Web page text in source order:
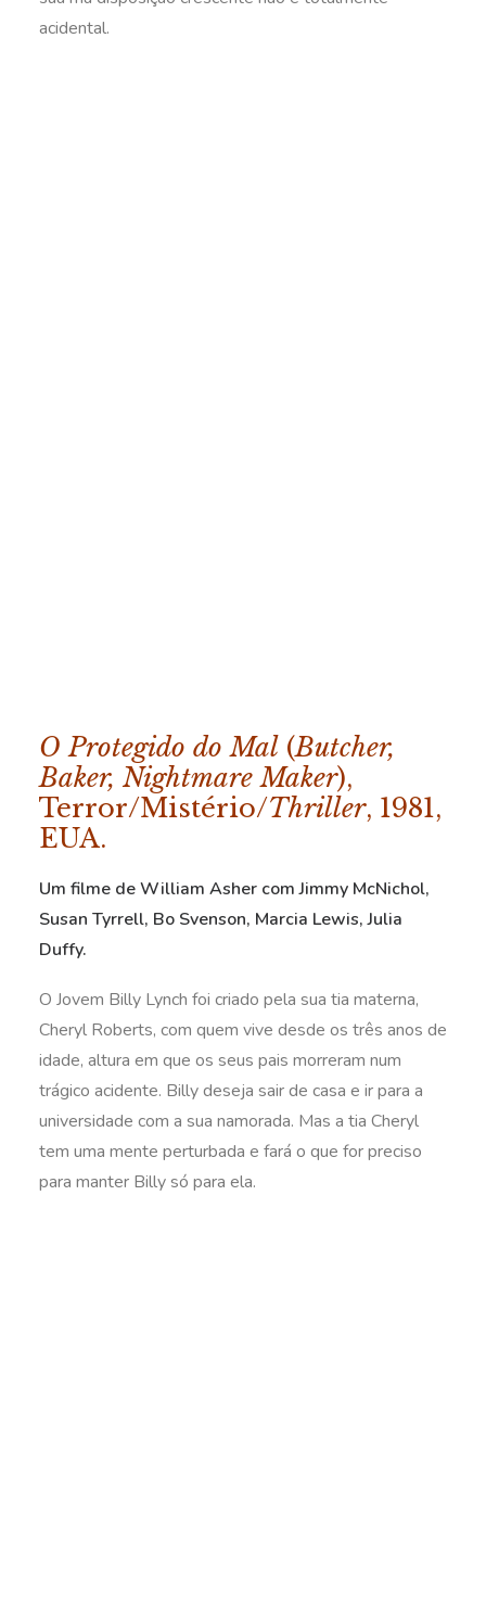
acidental.
O Protegido do Mal (Butcher,
Baker, Nightmare Maker),
Terror/Mistério/Thriller, 1981,
EUA.
Um filme de William Asher com Jimmy McNichol,
Susan Tyrrell, Bo Svenson, Marcia Lewis, Julia
Duffy.
O Jovem Billy Lynch foi criado pela sua tia materna,
Cheryl Roberts, com quem vive desde os três anos de
idade, altura em que os seus pais morreram num
trágico acidente. Billy deseja sair de casa e ir para a
universidade com a sua namorada. Mas a tia Cheryl
tem uma mente perturbada e fará o que for preciso
para manter Billy só para ela.